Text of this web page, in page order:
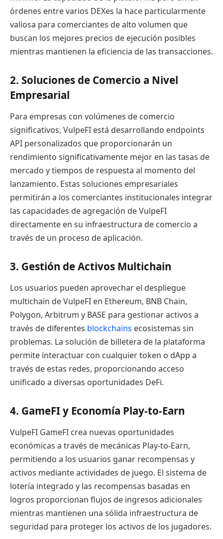
órdenes entre varios DEXes la hace particularmente
valiosa para comerciantes de alto volumen que
buscan los mejores precios de ejecución posibles
mientras mantienen la eficiencia de las transacciones.
2. Soluciones de Comercio a Nivel
Empresarial
Para empresas con volúmenes de comercio
significativos, VulpeFI está desarrollando endpoints
API personalizados que proporcionarán un
rendimiento significativamente mejor en las tasas de
mercado y tiempos de respuesta al momento del
lanzamiento. Estas soluciones empresariales
permitirán a los comerciantes institucionales integrar
las capacidades de agregación de VulpeFI
directamente en su infraestructura de comercio a
través de un proceso de aplicación.
3. Gestión de Activos Multichain
Los usuarios pueden aprovechar el despliegue
multichain de VulpeFI en Ethereum, BNB Chain,
Polygon, Arbitrum y BASE para gestionar activos a
través de diferentes blockchains ecosistemas sin
problemas. La solución de billetera de la plataforma
permite interactuar con cualquier token o dApp a
través de estas redes, proporcionando acceso
unificado a diversas oportunidades DeFi.
4. GameFI y Economía Play-to-Earn
VulpeFI GameFI crea nuevas oportunidades
económicas a través de mecánicas Play-to-Earn,
permitiendo a los usuarios ganar recompensas y
activos mediante actividades de juego. El sistema de
lotería integrado y las recompensas basadas en
logros proporcionan flujos de ingresos adicionales
mientras mantienen una sólida infraestructura de
seguridad para proteger los activos de los jugadores.